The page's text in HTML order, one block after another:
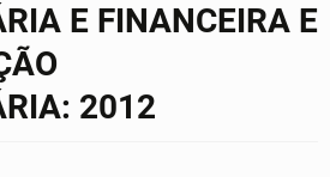
E FINANCEIRA E
2012